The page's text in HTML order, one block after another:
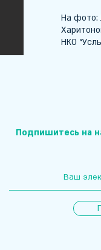
На фото:
НКО
Подпишитесь на